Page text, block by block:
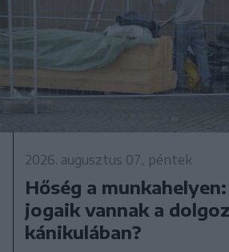
2026. augusztus 07., péntek
Hőség a
jogaik vannak a
kánikulában?